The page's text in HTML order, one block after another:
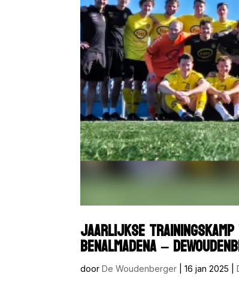
JAARLIJKSE TRAININGSKAMP
BENALMADENA –
doorDe Woudenberger |16 jan 2025 |